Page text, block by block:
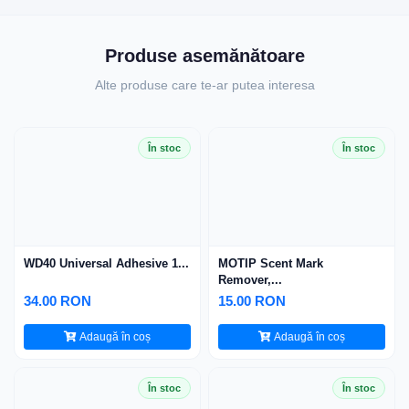
Produse asemănătoare
Alte produse care te-ar putea interesa
În stoc
WD40 Universal Adhesive 1...
34.00 RON
Adaugă în coș
În stoc
MOTIP Scent Mark
Remover,...
15.00 RON
Adaugă în coș
În stoc În stoc